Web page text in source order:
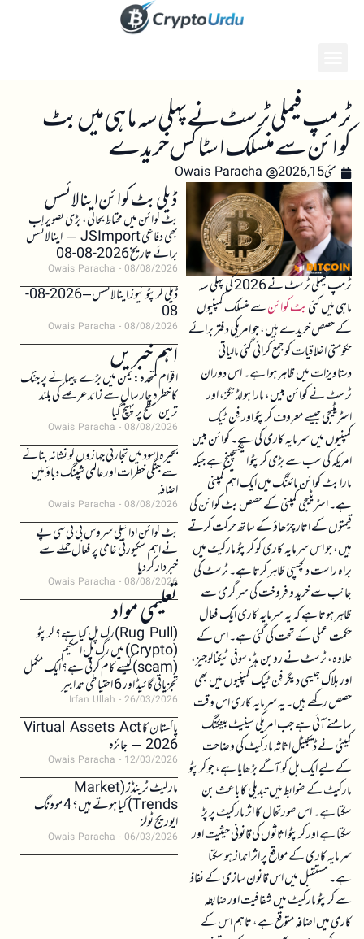
ٹرمپ فیملی ٹرسٹ نے پہلی سہ ماہی میں بٹ
کوائن سے منسلک اسٹاکس خریدے
مئی 15, 2026 Owais Paracha
ٹرمپ فیملی ٹرسٹ نے 2026 کی پہلی سہ
ماہی میں کئیبٹ کوائنسے منسلک کمپنیوں
کے حصص خریدے ہیں، جو امریکی دفتر برائے
حکومتی اخلاقیات کو جمع کرائی گئی مالیاتی
دستاویزات میں ظاہر ہوا ہے۔ اس دوران
ٹرسٹ نے کوائن بیس، مارا ہولڈنگز، اور
اسٹریٹیجی جیسے معروف کرپٹو اور فِن ٹیک
کمپنیوں میں سرمایہ کاری کی ہے۔ کوائن بیس
امریکہ کی سب سے بڑی کرپٹو ایکسچینج ہے جبکہ
مارا بٹ کوائن مائننگ میں ایک اہم کمپنی
ہے۔ اسٹریٹیجی کمپنی کے حصص بٹ کوائن کی
قیمتوں کے اتار چڑھاؤ کے ساتھ حرکت کرتے
ہیں، جو اس سرمایہ کاری کو کرپٹو مارکیٹ میں
براہ راست دلچسپی ظاہر کرتا ہے۔ ٹرسٹ کی
جانب سے خرید و فروخت کی سرگرمی سے
ظاہر ہوتا ہے کہ یہ سرمایہ کاری ایک فعال
حکمت عملی کے تحت کی گئی ہے۔ اس کے
علاوہ، ٹرسٹ نے روبن ہڈ، سوفی ٹیکنالوجیز،
اور بلاک جیسی دیگر فِن ٹیک کمپنیوں میں بھی
حصص رکھے ہیں۔ یہ سرمایہ کاری اس وقت
سامنے آئی ہے جب امریکی سینیٹ بینکنگ
کمیٹی نے ڈیجیٹل اثاثہ مارکیٹ کی وضاحت
کے لیے ایک بل کو آگے بڑھایا ہے، جو کرپٹو
مارکیٹ کے ضوابط میں تبدیلی کا باعث بن
سکتا ہے۔ اس صورتحال کا اثر مارکیٹ پر پڑ
سکتا ہے اور کرپٹو اثاثوں کی قانونی حیثیت اور
سرمایہ کاری کے مواقع پر اثر انداز ہو سکتا
ہے۔ مستقبل میں اس قانون سازی کے نفاذ
سے کرپٹو مارکیٹ میں شفافیت اور ضابطہ
کاری میں اضافہ متوقع ہے، تاہم اس کے
ڈیلی بٹ کوائن اینالائسس
بٹ کوائن میں محتاط بحالی، بڑی تصویر اب
بھی دفاعی JSImport – اینالائسس
برائے تاریخ 2026-08-08
Owais Paracha 08/08/2026
ڈیلی کرپٹو نیوز اینالائسس – 2026-08-
08
Owais Paracha 08/08/2026
اہم خبریں
اقوام متحدہ: یمن میں بڑے پیمانے پر جنگ
کا خطرہ چار سال سے زائد عرصے کی بلند
ترین سطح پر پہنچ گیا
Owais Paracha 08/08/2026
بحیرہ اسود میں تجارتی جہازوں کو نشانہ بنانے
سے جنگی خطرات اور عالمی شپنگ دباؤ میں
اضافہ
Owais Paracha 08/08/2026
بٹ کوائن ادائیگی سروس بی ٹی سی پے
نے اہم سکیورٹی خامی پر فعال حملے سے
خبردار کر دیا
Owais Paracha 08/08/2026
تعلیمی مواد(Rug Pull)رگ پل کیا ہے؟ کرپٹو
(Crypto) میں رگ پل اسکیم
(scam)کیسے کام کرتی ہے؟ ایک مکمل
تجزیاتی گائیڈ اور 6 احتیاطی تدابیر
Irfan Ullah 26/03/2026
پاکستان کا Virtual Assets Act
2026 – جائزہ
Owais Paracha 12/03/2026
مارکیٹ ٹرینڈز (Market
Trends) کیا ہوتے ہیں؟ 4 موونگ
ایوریج ٹولز
Owais Paracha 06/03/2026